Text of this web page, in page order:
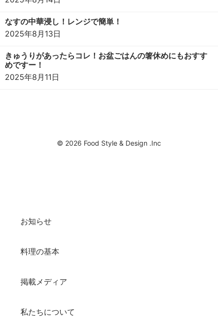
なすの中華浸し！レンジで簡単！
2025年8月13日
きゅうりがあったらコレ！お盆ごはんの箸休めにもおすす
めですー！
2025年8月11日
© 2026 Food Style & Design .Inc
お知らせ
料理の基本
掲載メディア
私たちについて